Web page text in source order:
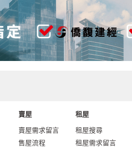
賣屋
賣屋需求留言
售屋流程
租屋
租屋搜尋
租屋需求留言